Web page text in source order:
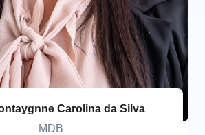
Carolina da Silva
MDB